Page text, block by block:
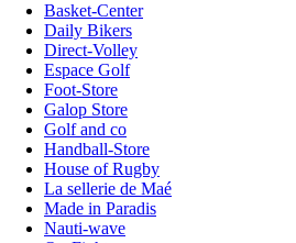
Basket-Center
Daily Bikers
Direct-Volley
Espace Golf
Foot-Store
Galop Store
Golf and co
Handball-Store
House of Rugby
La sellerie de Maé
Made in Paradis
Nauti-wave